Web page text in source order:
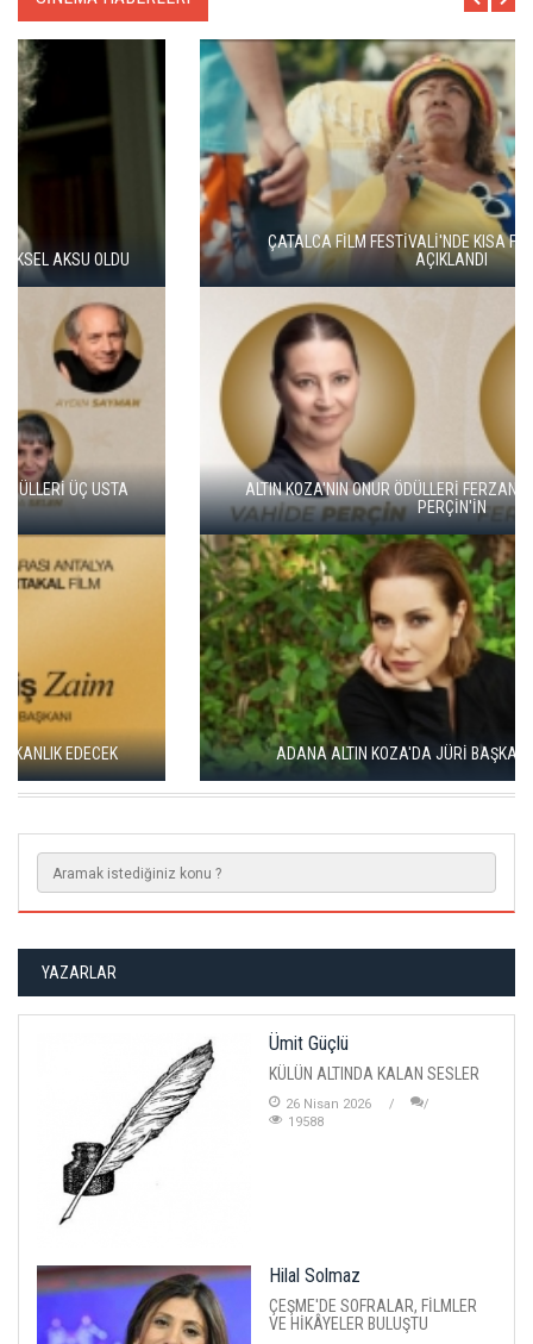
ÇATALCA FİLM FESTİVALİ'NDE KISA FİLM FİNALİSTLERİ
AÇIKLANDI
ALTIN KOZA'NIN ONUR ÖDÜLLERİ FERZAN ÖZPETEK VE VAHİDE
PERÇİN'İN
ADANA ALTIN KOZA'DA JÜRİ BAŞKANI ZUHAL OLCAY
YAZARLAR
Ümit Güçlü
KÜLÜN ALTINDA KALAN SESLER
26 Nisan 2026
19588
Hilal Solmaz
ÇEŞME'DE SOFRALAR, FİLMLER
VE HİKÂYELER BULUŞTU